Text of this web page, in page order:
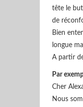
tête le
de
Bien
longue
A partir
Par
Cher
Nous